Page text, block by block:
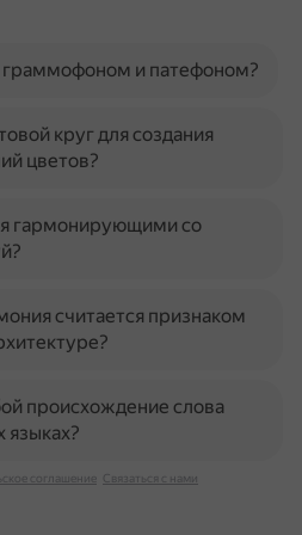
и патефоном?
круг для создания
цветов?
гармонирующими со
считается признаком
происхождение слова
языках?
соглашение Связаться с нами